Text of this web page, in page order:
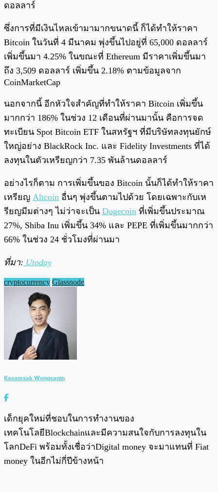
ดอลลาร์
ซึ่งการที่มีเงินไหลเข้ามามากขนาดนี้ ก็ได้ทำให้ราคา
Bitcoin ในวันที่ 4 มีนาคม พุ่งขึ้นไปอยู่ที่ 65,000 ดอลลาร์
เพิ่มขึ้นมา 4.25% ในขณะที่ Ethereum มีราคาเพิ่มขึ้นมา
ถึง 3,509 ดอลลาร์ เพิ่มขึ้น 2.18% ตามข้อมูลจาก
CoinMarketCap
นอกจากนี้ อีกหัวใจสำคัญที่ทำให้ราคา Bitcoin เพิ่มขึ้น
มากกว่า 186% ในช่วง 12 เดือนที่ผ่านมานั้น คือการจด
ทะเบียน Spot Bitcoin ETF ในสหรัฐฯ ที่มีบริษัทลงทุนยักษ์
ใหญ่อย่าง BlackRock Inc. และ Fidelity Investments ที่ได้
ลงทุนในตัวเหรียญกว่า 7.35 พันล้านดอลลาร์
อย่างไรก็ตาม การเพิ่มขึ้นของ Bitcoin นั้นก็ได้ทำให้ราคา
เหรียญ Altcoin อื่นๆ พุ่งขึ้นตามไปด้วย โดยเฉพาะกับเห
รียญมีมต่างๆ ไม่ว่าจะเป็น Dogecoin ที่เพิ่มขึ้นประมาณ
27%, Shiba Inu เพิ่มขึ้น 34% และ PEPE ที่เพิ่มขึ้นมากกว่า
66% ในช่วง 24 ชั่วโมงที่ผ่านมา
ที่มา: Utoday
cryptocurrency Glassnode
Kasamsak Wongsanin
เด็กยุคใหม่ที่ชอบในการทำงานของ
เทคโนโลยีBlockchainและมีความสนใจกับการลงทุนใน
โลกDeFi พร้อมทั้งเชื่อว่าDigital money จะมาแทนที่ Fiat
money ในอีกไม่กี่ปีข้างหน้า